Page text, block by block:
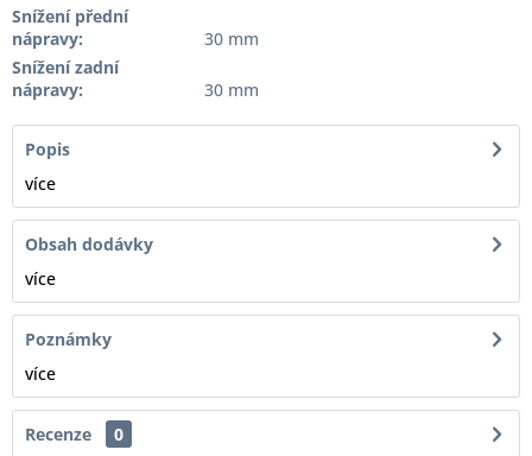
Snížení přední
nápravy:
30 mm
Snížení zadní
nápravy:
30 mm
Popis
více
Obsah dodávky
více
Poznámky
více
Recenze
0